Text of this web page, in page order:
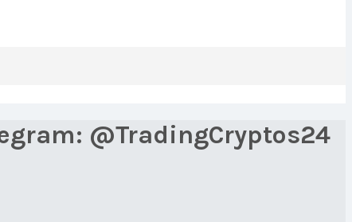
@TradingCryptos24